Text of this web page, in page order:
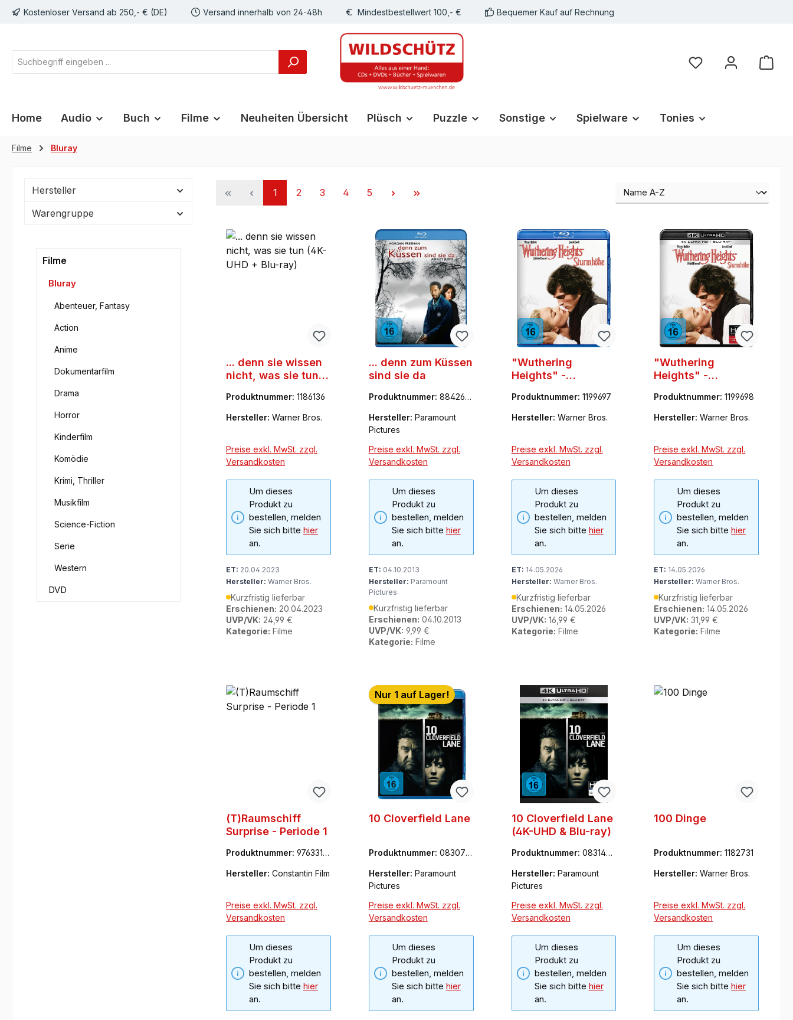
Zur Hauptnavigation springen
Kostenloser Versand ab 250,- € (DE) Versand innerhalb von 24-48h Mindestbestellwert 100,- € Bequemer Kauf auf Rechnung
Du hast 0 Produkte
Home Audio Buch Filme Neuheiten Übersicht Plüsch Puzzle Sonstige Spielware Tonies
Filme Bluray
Hersteller
Warengruppe
Filme
Bluray
Abenteuer, Fantasy
Action
Anime
Dokumentarfilm
Drama
Horror
Kinderfilm
Komödie
Krimi, Thriller
Musikfilm
Science-Fiction
Serie
Western
DVD
Seite
1 Seite
2 Seite
3 Seite
4 Seite
5
... denn sie wissen
nicht, was sie tun
Produktnummer: 1186136
Hersteller: Warner Bros.
Preise exkl. MwSt. zzgl.
Versandkosten
Um dieses
Produkt zu
bestellen, melden
Sie sich bitte hier
an.
ET: 20.04.2023
Hersteller: Warner Bros.
Kurzfristig lieferbar
Erschienen: 20.04.2023
UVP/VK: 24,99 €
Kategorie: Filme
... denn zum Küssen
sind sie da
Produktnummer: 884264
Hersteller: Paramount
Pictures
Preise exkl. MwSt. zzgl.
Versandkosten
Um dieses
Produkt zu
bestellen, melden
Sie sich bitte hier
an.
ET: 04.10.2013
Hersteller: Paramount
Pictures
Kurzfristig lieferbar
Erschienen: 04.10.2013
UVP/VK: 9,99 €
Kategorie: Filme
"Wuthering
Heights" -
Produktnummer: 1199697
Hersteller: Warner Bros.
Preise exkl. MwSt. zzgl.
Versandkosten
Um dieses
Produkt zu
bestellen, melden
Sie sich bitte hier
an.
ET: 14.05.2026
Hersteller: Warner Bros.
Kurzfristig lieferbar
Erschienen: 14.05.2026
UVP/VK: 16,99 €
Kategorie: Filme
"Wuthering
Heights" -
+ Blu-ray)
Produktnummer:1199698
Hersteller:Warner Bros.
Preise exkl. MwSt. zzgl.
Versandkosten
Um dieses
Produkt zu
bestellen, melden
Sie sich bittehier
an.
ET: 14.05.2026
Hersteller: Warner Bros.
Kurzfristig lieferbar
Erschienen: 14.05.2026
UVP/VK: 31,99 €
Kategorie: Filme
(T)Raumschiff
Surprise - Periode 1
Produktnummer: 9763318
Hersteller: Constantin Film
Preise exkl. MwSt. zzgl.
Versandkosten
Um dieses
Produkt zu
bestellen, melden
Sie sich bitte hier
an.
Nur 1 auf Lager!
10 Cloverfield Lane
Produktnummer: 083077
Hersteller: Paramount
Pictures
Preise exkl. MwSt. zzgl.
Versandkosten
Um dieses
Produkt zu
bestellen, melden
Sie sich bitte hier
an.
10 Cloverfield Lane
(4K-UHD & Blu-ray)
Produktnummer: 0831428
Hersteller: Paramount
Pictures
Preise exkl. MwSt. zzgl.
Versandkosten
Um dieses
Produkt zu
bestellen, melden
Sie sich bitte hier
an.
100 Dinge
Produktnummer:1182731
Hersteller:Warner Bros.
Preise exkl. MwSt. zzgl.
Versandkosten
Um dieses
Produkt zu
bestellen, melden
Sie sich bittehier
an.